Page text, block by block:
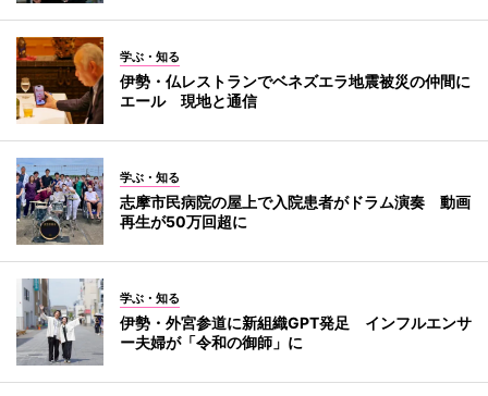
学ぶ・知る
伊勢・仏レストランでベネズエラ地震被災の仲間に
エール 現地と通信
学ぶ・知る
志摩市民病院の屋上で入院患者がドラム演奏 動画
再生が50万回超に
学ぶ・知る
伊勢・外宮参道に新組織GPT発足 インフルエンサ
ー夫婦が「令和の御師」に